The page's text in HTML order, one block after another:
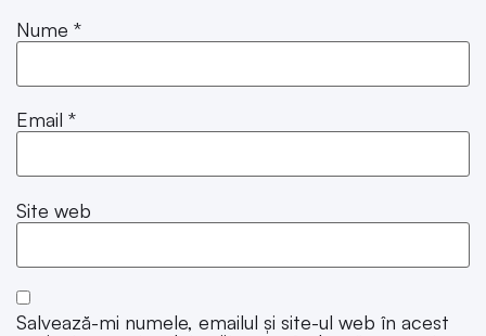
Nume *
Email *
Site web
Salvează-mi numele, emailul și site-ul web în acest